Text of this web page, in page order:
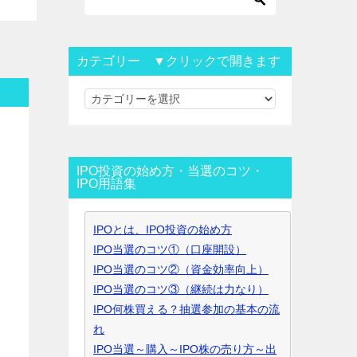
カテゴリー ▼クリックで開きます
カ
リ
ー
▼
ク
リ
ッ
ク
で
開
き
IPO投資の始め方・当選のコツ・
IPO用語集
IPOとは、IPO投資の始め方
IPO当選のコツ①（口座開設）
IPO当選のコツ②（資金効率向上）
IPO当選のコツ③（継続は力なり）
IPO何株買える？抽選参加の基本の流
れ
IPO当選～購入～IPO株の売り方～出